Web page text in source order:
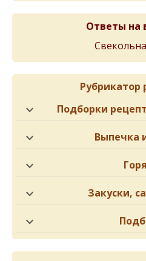
Ответы на
Рубрикатор
Подборки
Выпечка
Закуски,